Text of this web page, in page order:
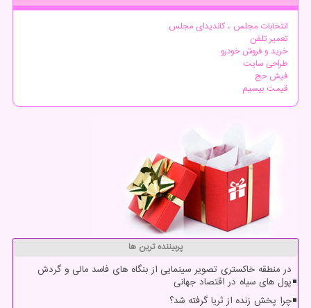
انتخابات مجلس ، کاندیدای مجلس
تعمیر تلفن
خرید و فروش خودرو
طراحی سایت
فیش حج
قیمت بیسیم
پربیننده ترین ها
در منطقه خاکستری تصویر سینمایی از بنگاه های فاسد مالی و گردش
پول های سیاه در اقتصاد جهانی
چرا پخش زنده از ثریا گرفته شد؟